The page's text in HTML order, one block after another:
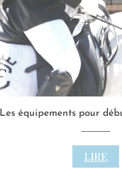
équipements pour
LIRE